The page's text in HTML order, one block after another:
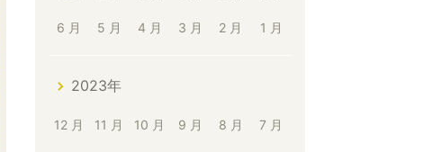
6 月 5 月 4 月 3 月 2 月 1 月
2023年
12 月 11 月 10 月 9 月 8 月 7 月